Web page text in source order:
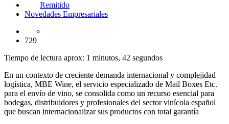
Remitido
Novedades Empresariales
729
Tiempo de lectura aprox: 1 minutos, 42 segundos
En un contexto de creciente demanda internacional y complejidad
logística, MBE Wine, el servicio especializado de Mail Boxes Etc.
para el envío de vino, se consolida como un recurso esencial para
bodegas, distribuidores y profesionales del sector vinícola español
que buscan internacionalizar sus productos con total garantía